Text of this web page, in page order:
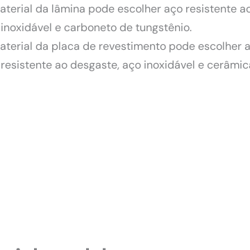
da lâmina pode escolher aço resistente
e carboneto de tungstênio.
da placa de revestimento pode escolher
ao desgaste, aço inoxidável e